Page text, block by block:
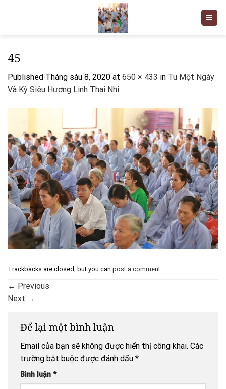
45
Published Tháng sáu 8, 2020 at 650 × 433 in Tu Một Ngày
Và Kỳ Siêu Hương Linh Thai Nhi
Trackbacks are closed, but you can post a comment.
← Previous
Next →
Để lại một bình luận
Email của bạn sẽ không được hiển thị công khai. Các
trường bắt buộc được đánh dấu *
Bình luận *